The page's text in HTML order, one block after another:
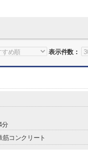
表示件数：
分
筋コンクリート